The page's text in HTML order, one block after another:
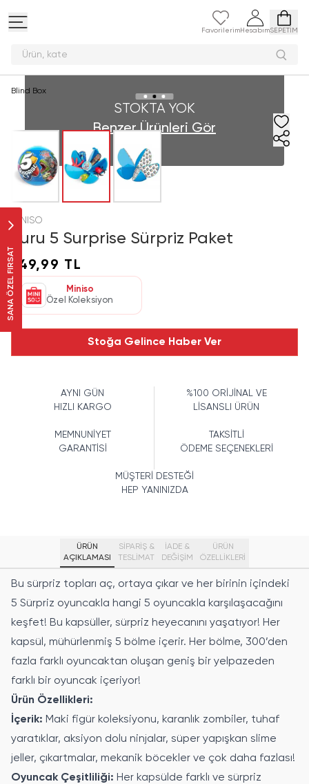
Favorilerim HesabımSEPETİM
Ürün
SANA ÖZEL FIRSAT
Blind Box
STOKTA YOK
Benzer Ürünleri Gör
MINISO
Zuru 5 Surprise Sürpriz Paket
149,99 TL
Miniso
Özel Koleksiyon
Stoğa Gelince Haber Ver
AYNI GÜN
HIZLI KARGO
%100 ORİJİNAL VE
LİSANSLI ÜRÜN
MEMNUNİYET
GARANTİSİ
TAKSİTLİ
ÖDEME SEÇENEKLERİ
MÜŞTERİ DESTEĞİ
HEP YANINIZDA
ÜRÜN
AÇIKLAMASI
SİPARİŞ &
TESLİMAT
İADE &
DEĞİŞİM
ÜRÜN
ÖZELLIKLERI
Bu sürpriz topları aç, ortaya çıkar ve her birinin içindeki
5 Sürpriz oyuncakla hangi 5 oyuncakla karşılaşacağını
keşfet! Bu kapsüller, sürpriz heyecanını yaşatıyor! Her
kapsül, mühürlenmiş 5 bölme içerir. Her bölme, 300’den
fazla farklı oyuncaktan oluşan geniş bir yelpazeden
farklı bir oyuncak içeriyor!
Ürün Özellikleri:
İçerik: Maki figür koleksiyonu, karanlık zombiler, tuhaf
yaratıklar, aksiyon dolu ninjalar, süper yapışkan slime
jeller, çıkartmalar, mekanik böcekler ve çok daha fazlası!
Oyuncak Çeşitliliği: Her kapsülde farklı ve sürpriz